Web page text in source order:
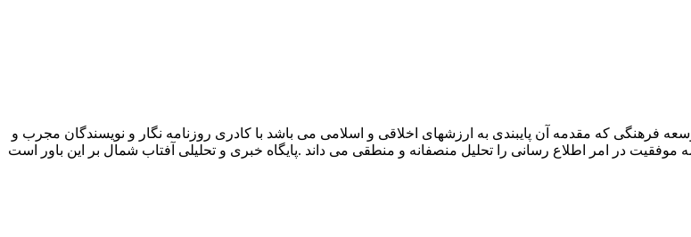
فرهنگی که مقدمه آن پایبندی به ارزشهای اخلاقی و اسلامی می باشد با کادری روزنامه نگار و نویسندگان مجرب و
موفقیت در امر اطلاع رسانی را تحلیل منصفانه و منطقی می داند .پایگاه خبری و تحلیلی آفتاب شمال بر این باور است